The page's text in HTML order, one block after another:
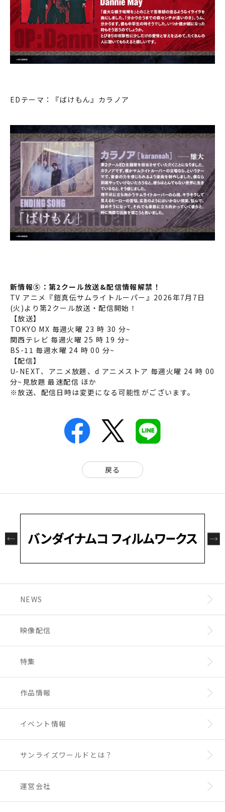
EDテーマ：『ばけもん』カラノア
新情報⑤：第2クール放送&配信情報解禁！
TV アニメ『鎧真伝サムライトルーパー』2026年7月7日
(火)より第2クール放送・配信開始！
【放送】
TOKYO MX 毎週火曜 23 時 30 分~
関西テレビ 毎週火曜 25 時 19 分~
BS-11 毎週水曜 24 時 00 分~
【配信】
U-NEXT、アニメ放題、d アニメストア 毎週火曜 24 時 00
分~見放題 最速配信 ほか
※放送、配信日時は変更になる可能性がございます。
戻る
NEWS
映像配信
特集
作品情報
イベント情報
サンライズワールドとは？
運営会社